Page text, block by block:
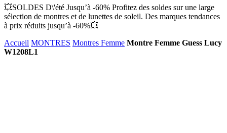
💥SOLDES D\'été Jusqu’à -60% Profitez des soldes sur une large
sélection de montres et de lunettes de soleil. Des marques tendances
à prix réduits jusqu’à -60%💥
Accueil MONTRES Montres Femme Montre Femme Guess Lucy
W1208L1